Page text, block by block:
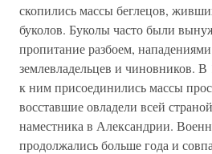
скопились массы беглецов,
буколов. Буколы часто были
пропитание разбоем,
землевладельцев и чиновников. В
к ним присоединились массы
восставшие овладели всей
наместника в Александрии.
продолжались больше года и